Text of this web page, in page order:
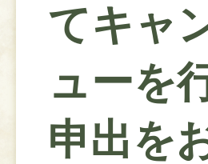
てキャ
ューを
申出を